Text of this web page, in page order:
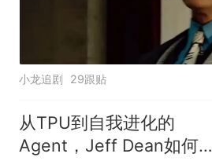
小龙追剧 29跟贴
从TPU到自我进化的
Agent，Jeff Dean如何判